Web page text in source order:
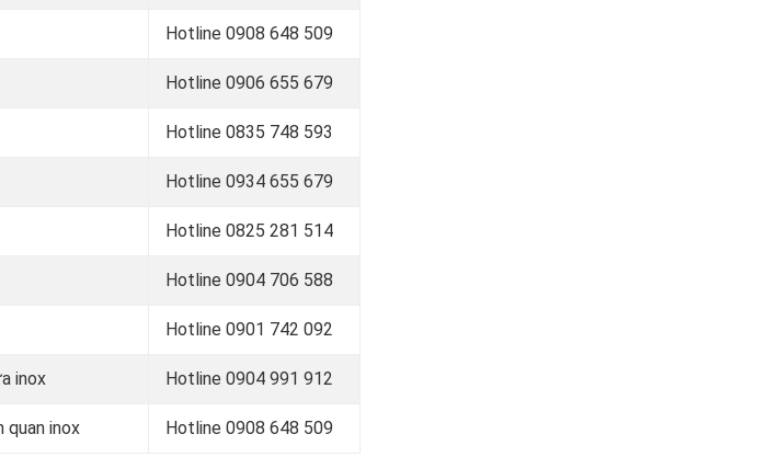
Hotline 0908 648 509
Hotline 0906 655 679
Hotline 0835 748 593
Hotline 0934 655 679
Hotline 0825 281 514
Hotline 0904 706 588
Hotline 0901 742 092
inox Hotline 0904 991 912
quan inox Hotline 0908 648 509